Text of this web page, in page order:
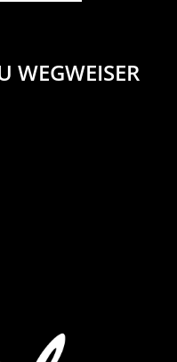
WEGWEISER